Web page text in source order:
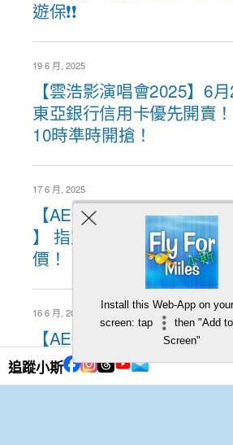
追蹤小斯
遊保❗❗
19 6 月, 2025
【雲浩影演唱會2025】6
東亞銀行信用卡優先開賣
10時準時開搶！
17 6 月, 2025
【AEON信用卡農本方優惠
】 指定農本方中醫診所診金
價！
16 6 月, 2025
【AEON信用卡Shh按摩療
正價按摩項目8折 ！新客
$328 體驗「Stress Away
Install this Web-App on
screen: tap
then "Add
Screen"